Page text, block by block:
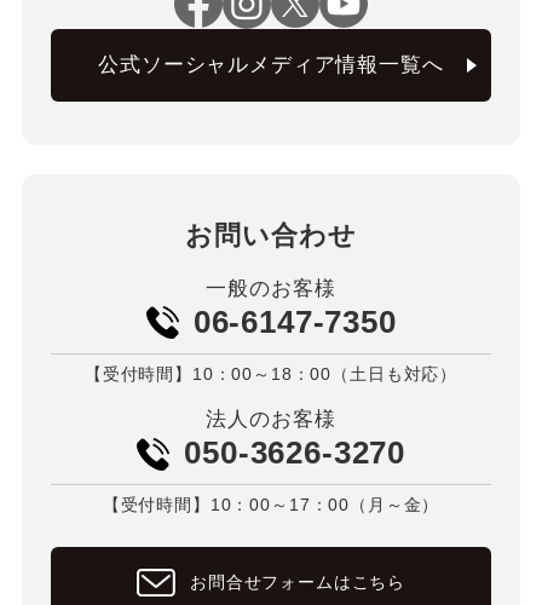
公式ソーシャルメディア情報一覧へ
お問い合わせ
一般のお客様
06-6147-7350
【受付時間】10：00～18：00（土日も対応）
法人のお客様
050-3626-3270
【受付時間】10：00～17：00（月～金）
お問合せフォームはこちら